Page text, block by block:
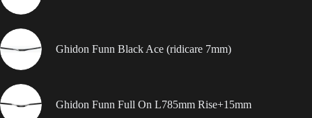
Ghidon Funn Black Ace (ridicare 7mm)
Ghidon Funn Full On L785mm Rise+15mm